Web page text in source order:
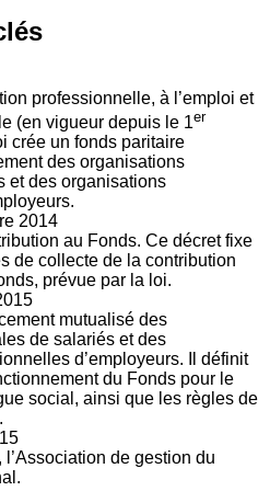
professionnelle, à l’emploi et
(en vigueur depuis le 1er
crée un fonds paritaire
des organisations
et des organisations
2014
au Fonds. Ce décret fixe
de collecte de la contribution
prévue par la loi.
mutualisé des
de salariés et des
d’employeurs. Il définit
du Fonds pour le
social, ainsi que les règles de
de gestion du